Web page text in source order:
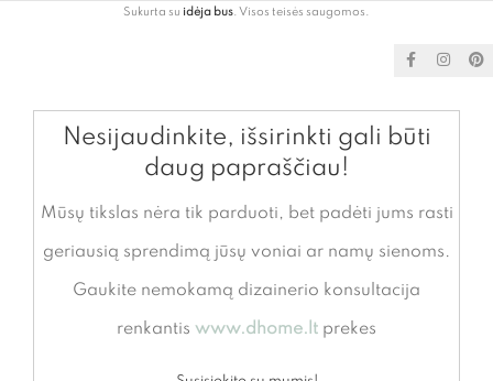
Sukurta su idėja bus . Visos teisės saugomos.
Nesijaudinkite, išsirinkti gali būti
daug papraščiau!
Mūsų tikslas nėra tik parduoti, bet padėti jums rasti
geriausią sprendimą jūsų voniai ar namų sienoms.
Gaukite nemokamą dizainerio konsultacija
renkantis www.dhome.lt prekes